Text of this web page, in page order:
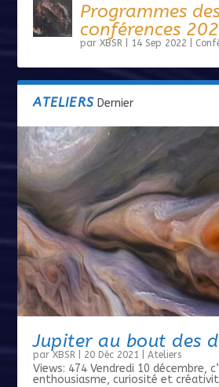
Programmes
conférences
parXBSR 14 Sep 2022
ATELIERS Dernier
Jupiter au bout des
parXBSR 20 Déc 2021 |Ateliers
Views: 474 Vendredi 10 décembre,
enthousiasme, curiosité et